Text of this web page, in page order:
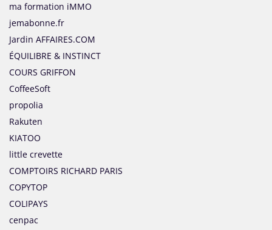
ma formation iMMO
jemabonne.fr
Jardin AFFAIRES.COM
ÉQUILIBRE & INSTINCT
COURS GRIFFON
CoffeeSoft
propolia
Rakuten
KIATOO
little crevette
COMPTOIRS RICHARD PARIS
COPYTOP
COLIPAYS
cenpac